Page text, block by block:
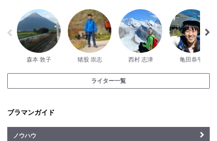
森本 敦子 猪股 崇志 西村 志津 亀田恭平
ライター一覧
ブラマンガイド
ノウハウ